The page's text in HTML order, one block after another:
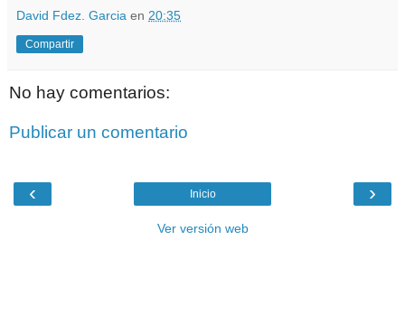
David Fdez. Garcia en 20:35
Compartir
No hay comentarios:
Publicar un comentario
‹ ›
Inicio
Ver versión web